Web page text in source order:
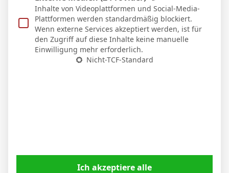
Nico Schlotterbeck nach dem Sieg in Stuttgart:
„Der VfB drückte uns hinten rein“
6. April 2026
Inhalte von Videoplattformen und Social-Media-
Plattformen werden standardmäßig blockiert.
Wenn externe Services akzeptiert werden, ist für
den Zugriff auf diese Inhalte keine manuelle
Einwilligung mehr erforderlich.
Nicht-TCF-Standard
Ich akzeptiere alle